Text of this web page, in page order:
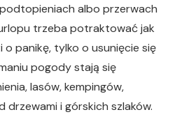
albo przerwach
trzeba potraktować jak
o panikę, tylko o usunięcie się
pogody stają się
lasów, kempingów,
i górskich szlaków.